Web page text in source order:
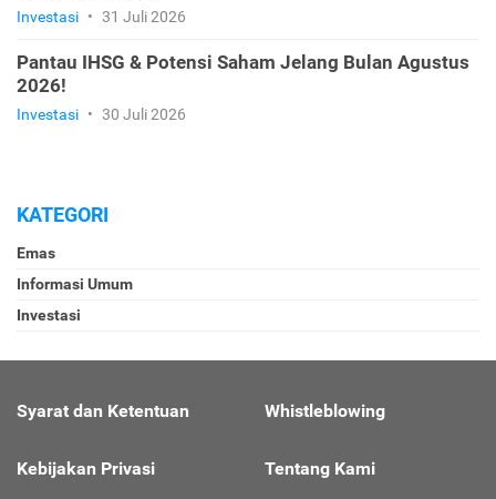
Investasi • 31 Juli 2026
Pantau IHSG & Potensi Saham Jelang Bulan Agustus
2026!
Investasi • 30 Juli 2026
KATEGORI
Emas
Informasi Umum
Investasi
Syarat dan Ketentuan
Kebijakan Privasi
Whistleblowing
Tentang Kami